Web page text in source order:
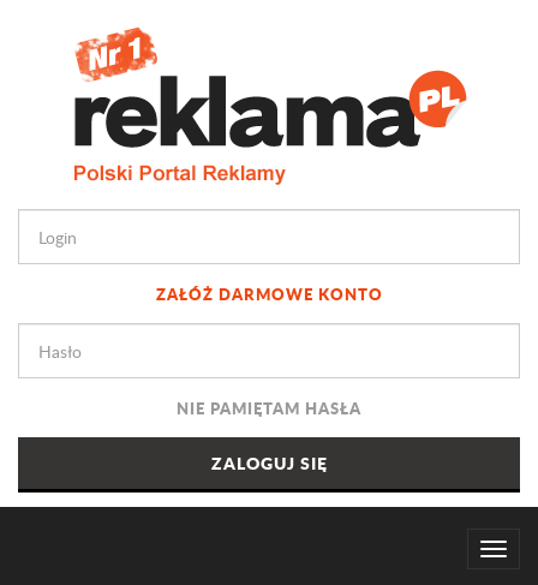
ZAŁÓŻ DARMOWE KONTO
NIE PAMIĘTAM HASŁA